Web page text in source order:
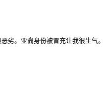
劣。亚裔身份被冒充让我很生气